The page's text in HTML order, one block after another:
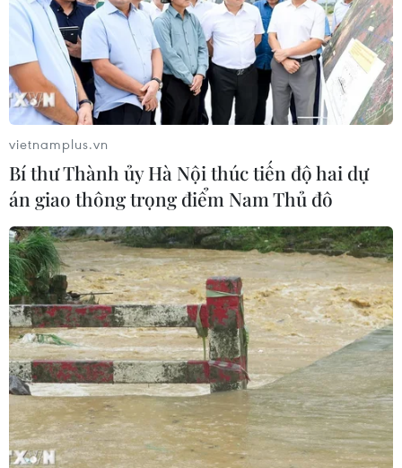
TIN CÙNG CHUYÊN MỤC
Thị trường vaccine thế giới chuyển
hướng sang người cao tuổi
08/08/2026 15:01
Chuyên gia Nhật Bản nói Việt Nam
nên ưu tiên sản xuất và đóng gói chip
vietnamplus.vn
Bí thư Thành ủy Hà Nội thúc tiến độ hai dự
án giao thông trọng điểm Nam Thủ đô